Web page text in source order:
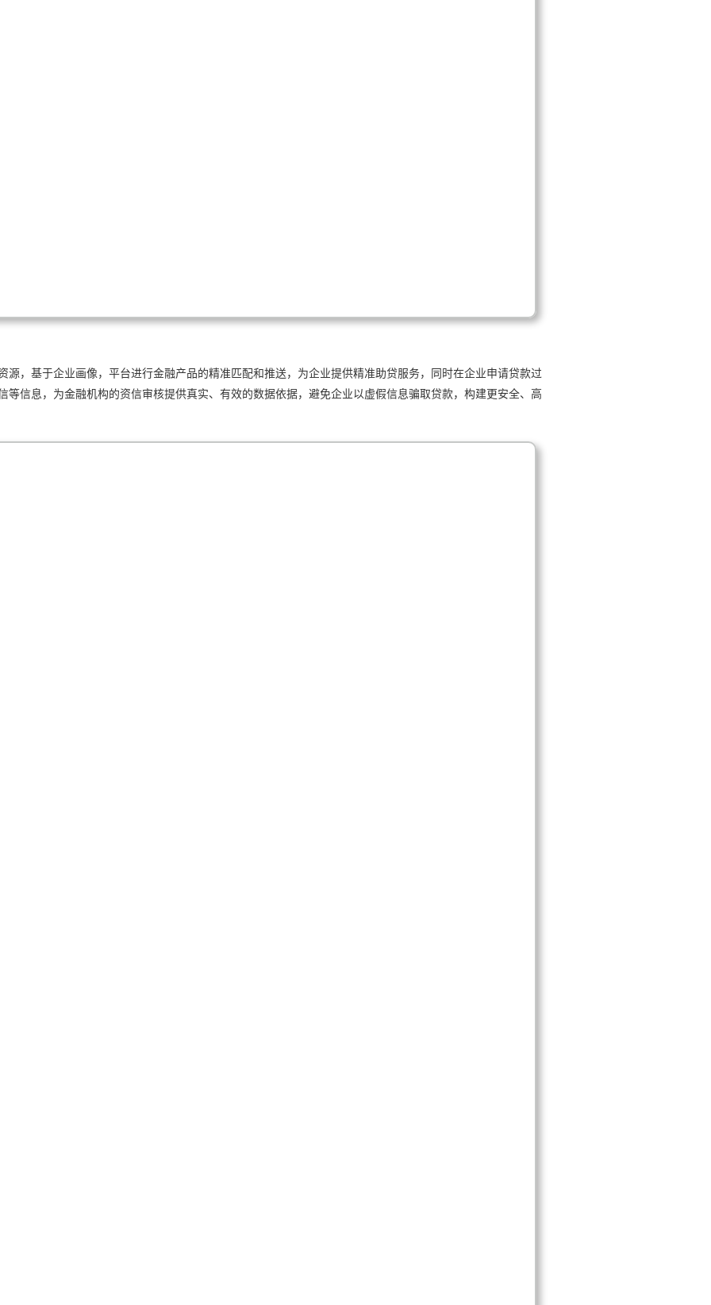
源，基于企业画像，平台进行金融产品的精准匹配和推送，为企业提供精准助贷服务，同时在企业申请贷款过
等信息，为金融机构的资信审核提供真实、有效的数据依据，避免企业以虚假信息骗取贷款，构建更安全、高